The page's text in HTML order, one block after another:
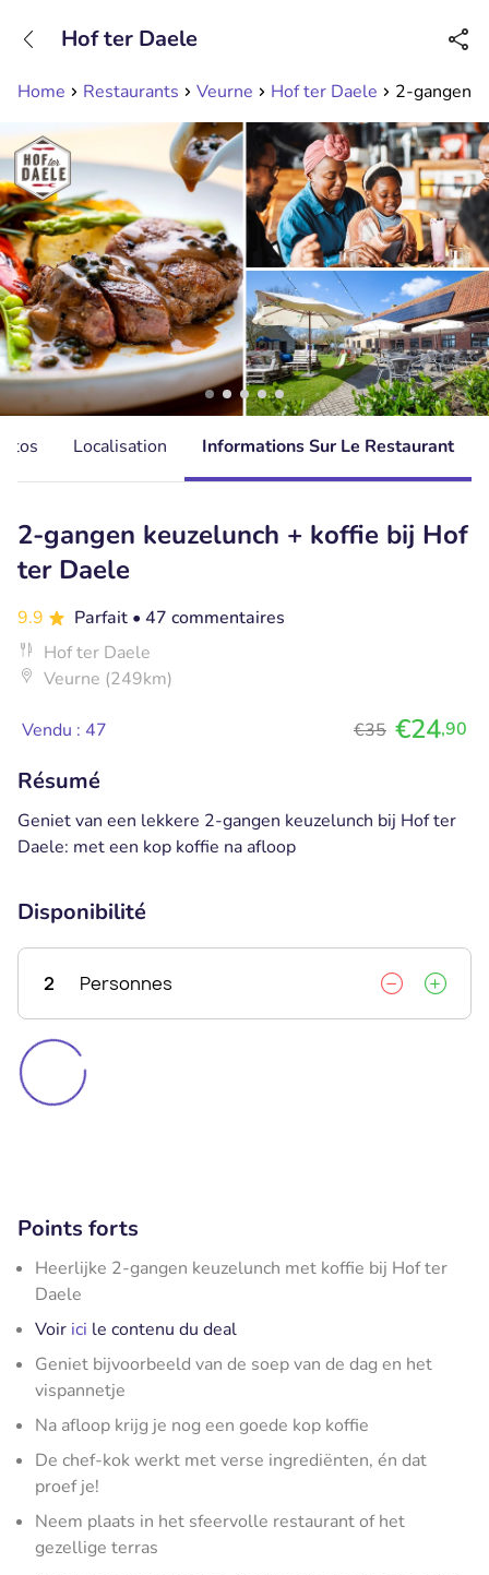
Disponible jusqu'à 23:00 heures
Home Restaurants Veurne Hof ter Daele 2-gangen
Hof ter Daele
Localisation Informations Sur Le Restaurant
2-gangen keuzelunch + koffie bij Hof
ter Daele
9.9 Parfait • 47 commentaires
Hof ter Daele
Veurne (249km)
Vendu : 47 €35 €24,90
Résumé
Geniet van een lekkere 2-gangen keuzelunch bij Hof ter
Daele: met een kop koffie na afloop
Disponibilité
2 Personnes
Points forts
Heerlijke 2-gangen keuzelunch met koffie bij Hof ter
Daele
Voir ici le contenu du deal
Geniet bijvoorbeeld van de soep van de dag en het
vispannetje
Na afloop krijg je nog een goede kop koffie
De chef-kok werkt met verse ingrediënten, én dat
proef je!
Neem plaats in het sfeervolle restaurant of het
gezellige terras